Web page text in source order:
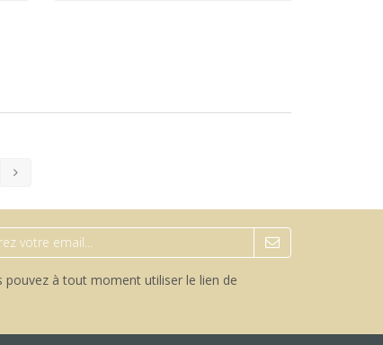
pouvez à tout moment utiliser le lien de